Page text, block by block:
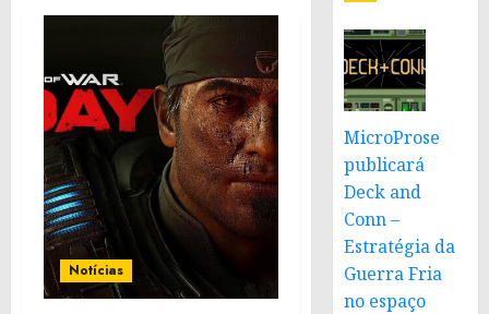
Notícias
MicroProse
publicará
Deck and
Conn –
Estratégia da
Guerra Fria
no espaço